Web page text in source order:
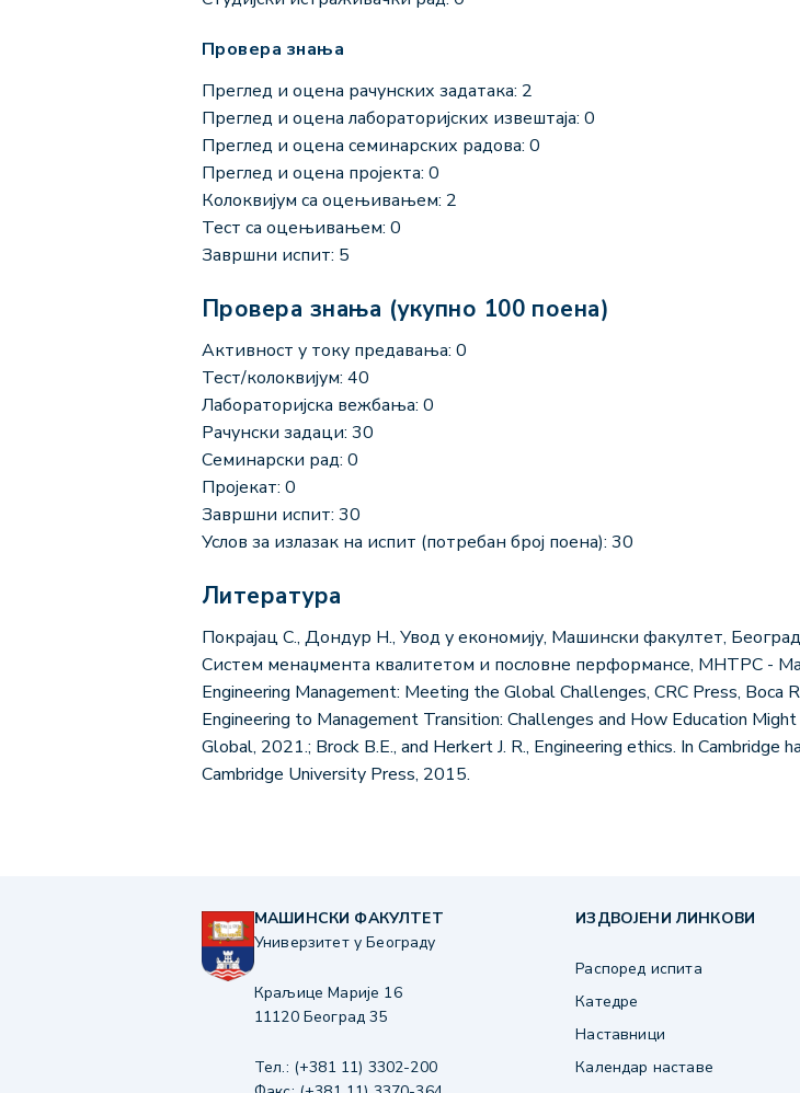
Провера знања
Преглед и оцена рачунских задатака: 2
Преглед и оцена лабораторијских извештаја: 0
Преглед и оцена семинарских радова: 0
Преглед и оцена пројекта: 0
Колоквијум са оцењивањем: 2
Тест са оцењивањем: 0
Завршни испит: 5
Провера знања (укупно 100 поена)
Активност у току предавања: 0
Тест/колоквијум: 40
Лабораторијска вежбања: 0
Рачунски задаци: 30
Семинарски рад: 0
Пројекат: 0
Завршни испит: 30
Услов за излазак на испит (потребан број поена): 30
Литература
Покрајац С., Дондур Н., Увод у економију, Машински факултет,
Систем менаџмента квалитетом и пословне перформансе, МНТРС -
Engineering Management: Meeting the Global Challenges, CRC Press, Boca
Engineering to Management Transition: Challenges and How Education
Global, 2021.; Brock B.E., and Herkert J. R., Engineering ethics. In
Cambridge University Press, 2015.
МАШИНСКИ ФАКУЛТЕТ
Универзитет у Београду
Краљице Марије 16
11120 Београд 35
Тел.: (+381 11) 3302-200
ИЗДВОЈЕНИ ЛИНКОВИ
Распоред испита
Катедре
Наставници
Календар наставе